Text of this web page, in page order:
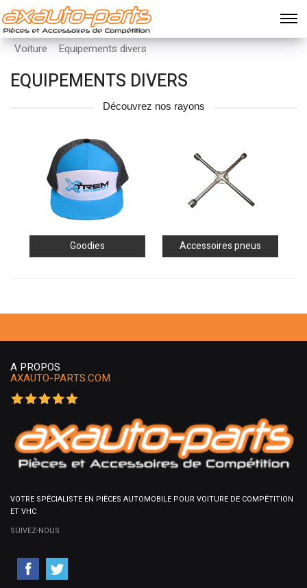
Voiture Equipements divers
EQUIPEMENTS DIVERS
Découvrez nos rayons
Goodies Accessoires pneus
A PROPOS
AXAUTO-PARTS.COM
VOTRE SPÉCIALISTE EN PIÈCES AUTOMOBILE POUR VOITURE DE COMPÉTITION
ET VHC
SUIVEZ-NOUS